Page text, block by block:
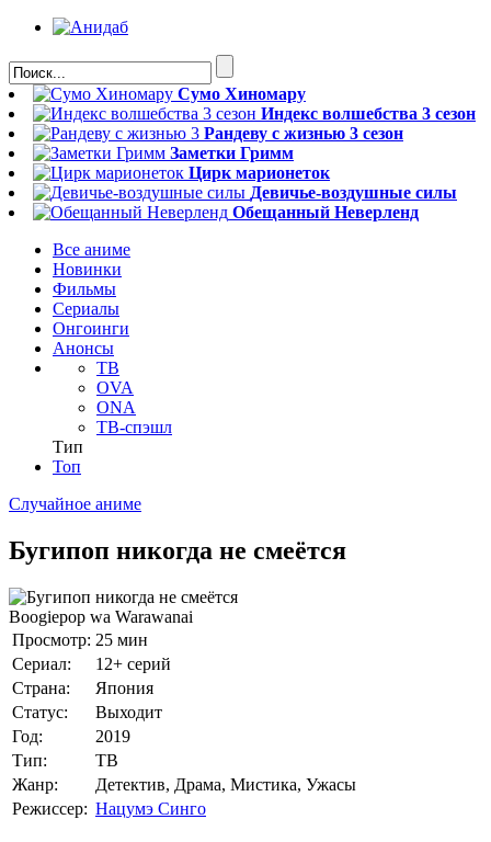
Сумо Хиномару
Индекс волшебства 3 сезон
Рандеву с жизнью 3 сезон
Заметки Гримм
Цирк марионеток
Девичье-воздушные силы
Обещанный Неверленд
Все аниме
Новинки
Фильмы
Сериалы
Онгоинги
Анонсы
ТВ
OVA
ONA
ТВ-спэшл
Тип
Топ
Случайное аниме
Бугипоп никогда не смеётся
Boogiepop wa Warawanai
Просмотр: 25 мин
Сериал:
12+ серий
Страна:
Япония
Статус:
Выходит
Год:
2019
Тип:
ТВ
Жанр:
Детектив, Драма, Мистика, Ужасы
Режиссер: Нацумэ Синго